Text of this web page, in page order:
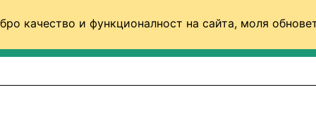
качество и функционалност на сайта, моля